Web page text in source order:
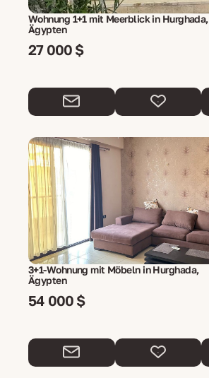
Wohnung 1+1 mit Meerblick in Hurghada,
Ägypten
27 000 $
3+1-Wohnung mit Möbeln in Hurghada,
Ägypten
54 000 $